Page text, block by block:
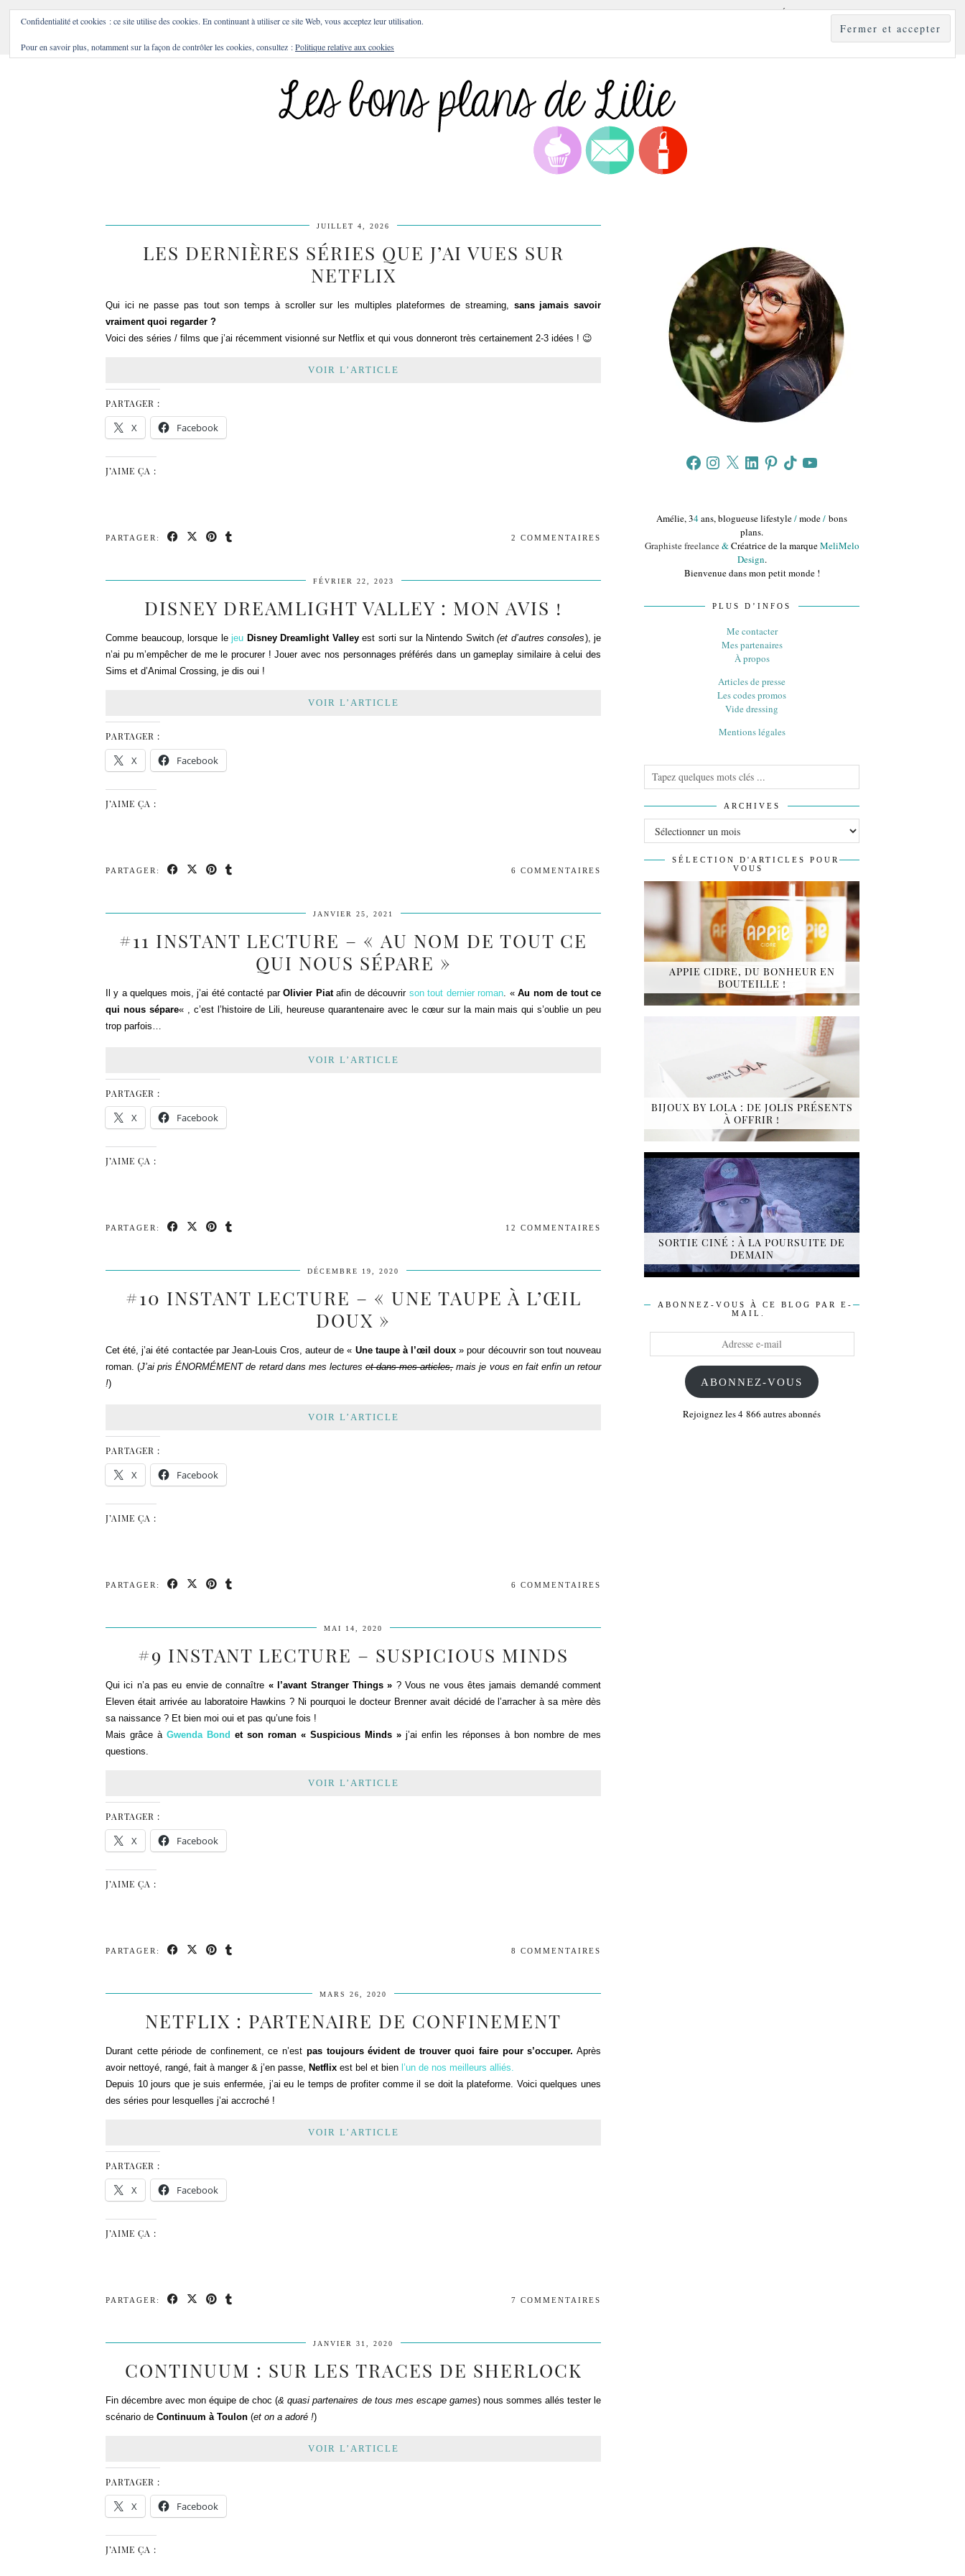
JUILLET 4, 2026
LES DERNIÈRES SÉRIES QUE J’AI VUES SUR
NETFLIX
Qui ici ne passe pas tout son temps à scroller sur les multiples plateformes de streaming, sans jamais savoir
vraiment quoi regarder ?
Voici des séries / films que j’ai récemment visionné sur Netflix et qui vous donneront très certainement 2-3 idées ! 😉
VOIR L’ARTICLE
PARTAGER :
X Facebook
J’AIME ÇA :
PARTAGER: 2 COMMENTAIRES
FÉVRIER 22, 2023
DISNEY DREAMLIGHT VALLEY : MON AVIS !
Comme beaucoup, lorsque lejeu Disney Dreamlight Valleyest sorti sur la Nintendo Switch(et d’autres consoles), je
n’ai pu m’empêcher de me le procurer ! Jouer avec nos personnages préférés dans un gameplay similaire à celui des
Sims et d’Animal Crossing, je dis oui !
VOIR L’ARTICLE
PARTAGER :
X Facebook
J’AIME ÇA :
PARTAGER: 6 COMMENTAIRES
JANVIER 25, 2021
#11 INSTANT LECTURE – « AU NOM DE TOUT CE
QUI NOUS SÉPARE »
Il y a quelques mois, j’ai été contacté parOlivier Piatafin de découvrir son tout dernier roman. «Au nom de tout ce
qui nous sépare« , c’est l’histoire de Lili, heureuse quarantenaire avec le cœur sur la main mais qui s’oublie un peu
trop parfois…
VOIR L’ARTICLE
PARTAGER :
X Facebook
J’AIME ÇA :
PARTAGER: 12 COMMENTAIRES
DÉCEMBRE 19, 2020
#10 INSTANT LECTURE – « UNE TAUPE À L’ŒIL
DOUX »
Cet été, j’ai été contactée par Jean-Louis Cros, auteur de « Une taupe à l’œil doux » pour découvrir son tout nouveau
roman. (J’ai pris ÉNORMÉMENT de retard dans mes lectures et dans mes articles,mais je vous en fait enfin un retour
!)
VOIR L’ARTICLE
PARTAGER :
X Facebook
J’AIME ÇA :
PARTAGER: 6 COMMENTAIRES
MAI 14, 2020
#9 INSTANT LECTURE – SUSPICIOUS MINDS
Qui ici n’a pas eu envie de connaître « l’avant Stranger Things » ? Vous ne vous êtes jamais demandé comment
Eleven était arrivée au laboratoire Hawkins ? Ni pourquoi le docteur Brenner avait décidé de l’arracher à sa mère dès
sa naissance ? Et bien moi oui et pas qu’une fois !
Mais grâce à Gwenda Bond et son roman « Suspicious Minds » j’ai enfin les réponses à bon nombre de mes
questions.
VOIR L’ARTICLE
PARTAGER :
X Facebook
J’AIME ÇA :
PARTAGER: 8 COMMENTAIRES
MARS 26, 2020
NETFLIX : PARTENAIRE DE CONFINEMENT
Durant cette période de confinement, ce n’est pas toujours évident de trouver quoi faire pour s’occuper. Après
avoir nettoyé, rangé, fait à manger & j’en passe, Netflix est bel et bien l’un de nos meilleurs alliés.
Depuis 10 jours que je suis enfermée, j’ai eu le temps de profiter comme il se doit la plateforme. Voici quelques unes
des séries pour lesquelles j’ai accroché !
VOIR L’ARTICLE
PARTAGER :
X Facebook
J’AIME ÇA :
PARTAGER: 7 COMMENTAIRES
JANVIER 31, 2020
CONTINUUM : SUR LES TRACES DE SHERLOCK
Fin décembre avec mon équipe de choc (& quasi partenaires de tous mes escape games) nous sommes allés tester le
scénario de Continuum à Toulon (et on a adoré !)
VOIR L’ARTICLE
PARTAGER :
X Facebook
J’AIME ÇA :
FacebookInstagram
X LinkedInPinterestTikTokYouTube
Amélie, 34ans, blogueuse lifestyle/mode/ bons
plans.
Graphiste freelance&Créatrice de la marqueMeliMelo
Design.
Bienvenue dans mon petit monde !
PLUS D’INFOS
Me contacter
Mes partenaires
À propos
Articles de presse
Les codes promos
Vide dressing
Mentions légales
ARCHIVES
SÉLECTION D'ARTICLES POUR
VOUS
APPIE CIDRE, DU BONHEUR EN
BOUTEILLE !
BIJOUX BY LOLA : DE JOLIS PRÉSENTS
À OFFRIR !
SORTIE CINÉ : À LA POURSUITE DE
DEMAIN
ABONNEZ-VOUS À CE BLOG PAR E-
MAIL.
ABONNEZ-VOUS
Rejoignez les 4 866 autres abonnés
Confidentialité et cookies : ce site utilise des cookies. En continuant à utiliser ce site Web, vous acceptez leur utilisation.
Pour en savoir plus, notamment sur la façon de contrôler les cookies, consultez :Politique relative aux cookies